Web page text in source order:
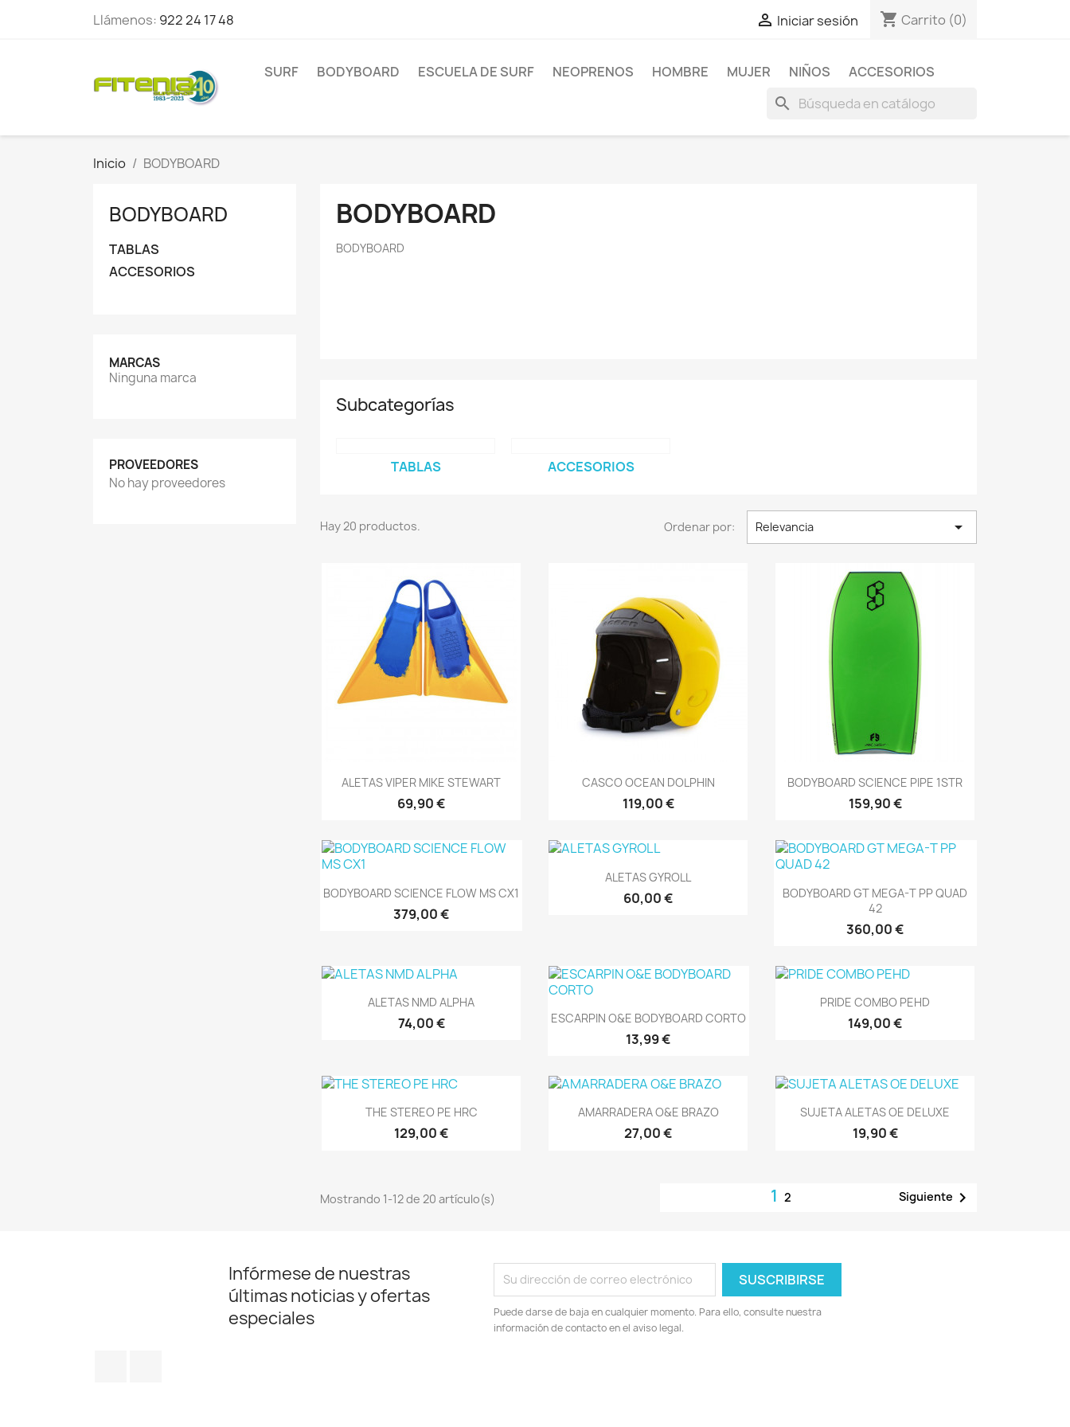
Llámenos: 922 24 17 48  Iniciar sesión shopping_cart Carrito (0)
SURF BODYBOARD ESCUELA DE SURF NEOPRENOS HOMBRE MUJER NIÑOS ACCESORIOS
search
Inicio BODYBOARD
BODYBOARD
TABLAS
ACCESORIOS
MARCAS
Ninguna marca
PROVEEDORES
No hay proveedores
BODYBOARD
BODYBOARD
Subcategorías
TABLAS ACCESORIOS
Hay 20 productos. Ordenar por: Relevancia 
Vista rápida
ALETAS VIPER MIKE STEWART
69,90 €
Vista rápida
CASCO OCEAN DOLPHIN
119,00 €
Vista rápida
BODYBOARD SCIENCE PIPE 1STR
159,90 €
 Vista rápida
BODYBOARD SCIENCE FLOW MS CX1
379,00 €
Vista rápida
ALETAS GYROLL
60,00 € Vista rápida
BODYBOARD GT MEGA-T PP QUAD
42
360,00 €
Vista rápida
ALETAS NMD ALPHA
74,00 € Vista rápida
ESCARPIN O&E BODYBOARD CORTO
13,99 €
Vista rápida
PRIDE COMBO PEHD
149,00 €
Vista rápida
THE STEREO PE HRC
129,00 €
Vista rápida
AMARRADERA O&E BRAZO
27,00 €
Vista rápida
SUJETA ALETAS OE DELUXE
19,90 €
Mostrando 1-12 de 20 artículo(s) 12 Siguiente 
Infórmese de nuestras
últimas noticias y ofertas
especiales
Puede darse de baja en cualquier momento. Para ello, consulte nuestra
información de contacto en el aviso legal.